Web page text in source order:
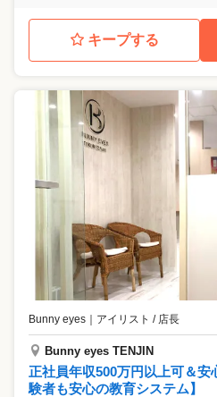
キープする
Bunny eyes ｜ アイリスト / 店長
Bunny eyes TENJIN
正社員年収500万円以上可＆
験者も安心の教育システム】